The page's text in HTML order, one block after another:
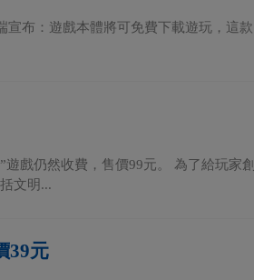
宣布：遊戲本體將可免費下載遊玩，這款
戲仍然收費，售價99元。 為了給玩家創
文明...
39元